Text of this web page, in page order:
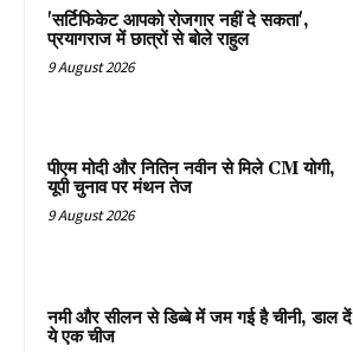
'सर्टिफिकेट आपको रोजगार नहीं दे सकता',
प्रयागराज में छात्रों से बोले राहुल
9 August 2026
पीएम मोदी और नितिन नवीन से मिले CM योगी,
यूपी चुनाव पर मंथन तेज
9 August 2026
नमी और सीलन से डिब्बे में जम गई है चीनी, डाल दें
ये एक चीज